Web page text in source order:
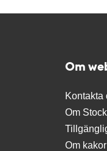
Om
Kontakta
Om
Om